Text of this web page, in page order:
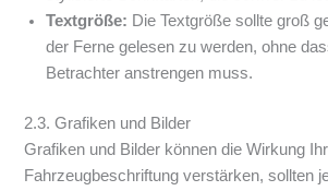
Textgröße: Die Textgröße sollte groß
der Ferne gelesen zu werden, ohne
Betrachter anstrengen muss.
2.3. Grafiken und Bilder
Grafiken und Bilder können die Wirkung
Fahrzeugbeschriftung verstärken, sollten